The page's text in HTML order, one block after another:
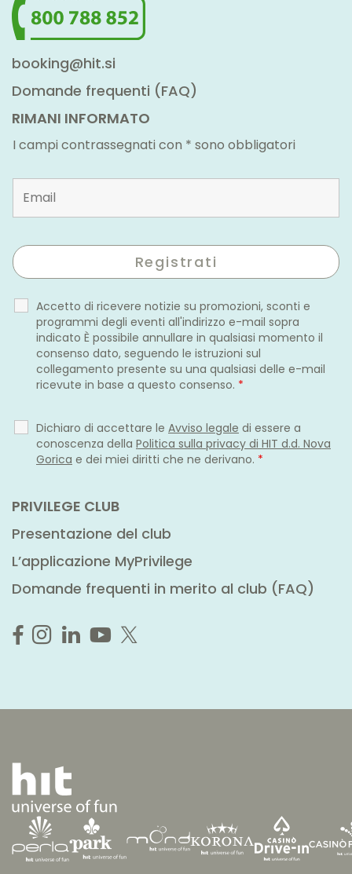
booking@hit.si
Domande frequenti (FAQ)
RIMANI INFORMATO
I campi contrassegnati con * sono obbligatori
Accetto di ricevere notizie su promozioni, sconti e
programmi degli eventi all'indirizzo e-mail sopra
indicato È possibile annullare in qualsiasi momento il
consenso dato, seguendo le istruzioni sul
collegamento presente su una qualsiasi delle e-mail
ricevute in base a questo consenso. *
Dichiaro di accettare le Avviso legale di essere a
conoscenza della Politica sulla privacy di HIT d.d. Nova
Gorica e dei miei diritti che ne derivano. *
PRIVILEGE CLUB
Presentazione del club
L’applicazione MyPrivilege
Domande frequenti in merito al club (FAQ)